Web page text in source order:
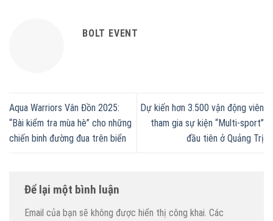
BOLT EVENT
Aqua Warriors Vân Đồn 2025:
“Bài kiểm tra mùa hè” cho những
chiến binh đường đua trên biển
Dự kiến hơn 3.500 vận động viên
tham gia sự kiện “Multi-sport”
đầu tiên ở Quảng Trị
Để lại một bình luận
Email của bạn sẽ không được hiển thị công khai. Các